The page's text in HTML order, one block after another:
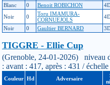
Blanc
0 Benoit ROBICHON
Noir
0
Toru IMAMURA-
CORNUEJOLS
Noir
0 Gaultier BERNARD
TIGGRE - Ellie Cup
(Grenoble, 24-01-2026) niveau
: avant : 417, après : 431 /
Couleur Hd Adversaire